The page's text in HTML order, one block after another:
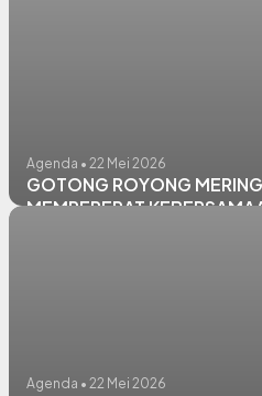
Agenda • 22 Mei 2026
GOTONG ROYONG
MEMPERERAT
Agenda • 22 Mei 2026